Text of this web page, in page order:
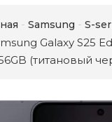
Samsung S-
Galaxy S25
(титановый